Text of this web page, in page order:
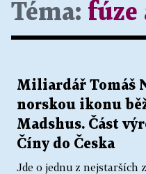
Téma: fúze
Miliardář Tomáš
norskou ikonu
Madshus. Část
Číny do Česka
Jde o jednu z nejstarších